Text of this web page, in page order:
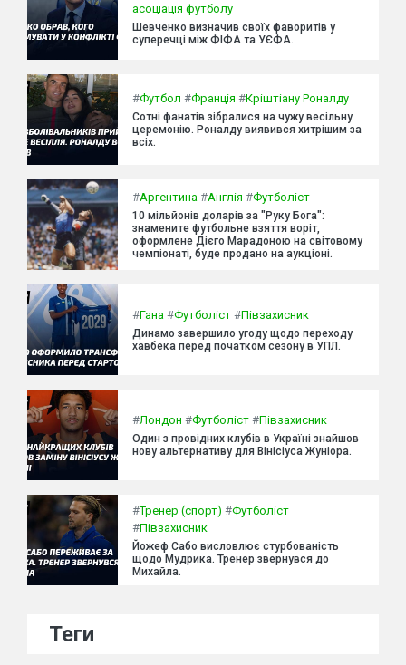
асоціація футболу
Шевченко визначив своїх фаворитів у
суперечці між ФІФА та УЄФА.
#Футбол #Франція #Кріштіану Роналду
Сотні фанатів зібралися на чужу весільну
церемонію. Роналду виявився хитрішим за
всіх.
#Аргентина #Англія #Футболіст
10 мільйонів доларів за "Руку Бога":
знамените футбольне взяття воріт,
оформлене Дієго Марадоною на світовому
чемпіонаті, буде продано на аукціоні.
#Гана #Футболіст #Півзахисник
Динамо завершило угоду щодо переходу
хавбека перед початком сезону в УПЛ.
#Лондон #Футболіст #Півзахисник
Один з провідних клубів в Україні знайшов
нову альтернативу для Вінісіуса Жуніора.
#Тренер (спорт) #Футболіст
#Півзахисник
Йожеф Сабо висловлює стурбованість
щодо Мудрика. Тренер звернувся до
Михайла.
Теги